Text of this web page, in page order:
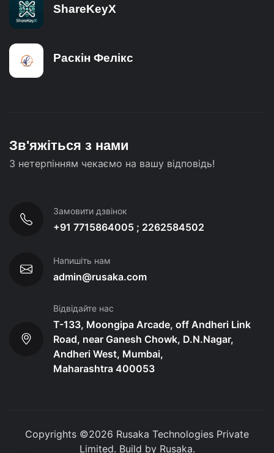
ShareKeyX
Раскін Фелікс
Зв'яжіться з нами
З нетерпінням чекаємо на вашу відповідь!
Замовити дзвінок
+91 7715864005 ; 2262584502
Напишіть нам
admin@rusaka.com
Відвідайте нас
T-133, Moongipa Arcade, off Andheri Link
Road, near Ganesh Chowk, D.N.Nagar,
Andheri West, Mumbai,
Maharashtra 400053
Copyrights ©2026 Rusaka Technologies Private
Limited. Build by Rusaka.